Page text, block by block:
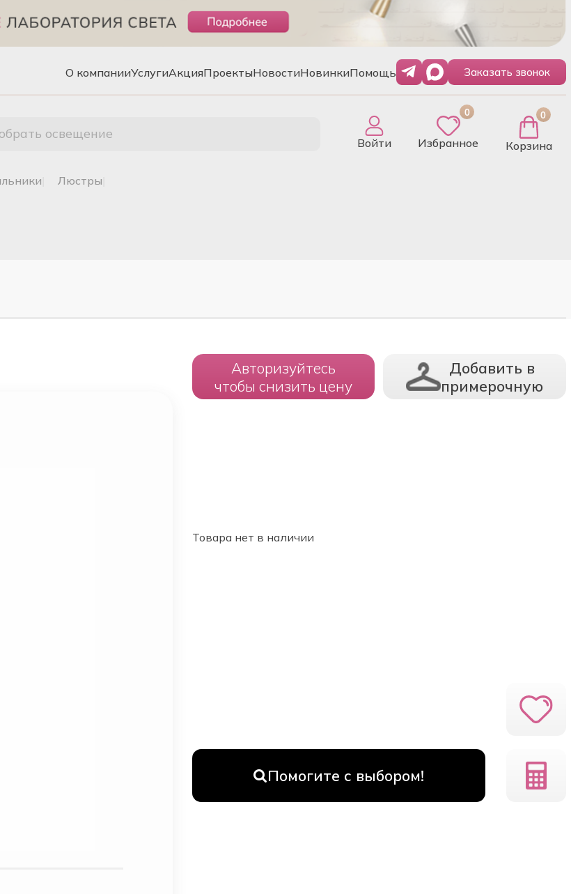
О компанииУслугиАкцияПроектыНовостиНовинкиПомощь Заказать звонок
освещение
Войти
0
Избранное
0
Корзина
люстры
Авторизуйтесь
чтобы снизить цену
Добавить в
примерочную
Товара нет в наличии
Помогите с выбором!